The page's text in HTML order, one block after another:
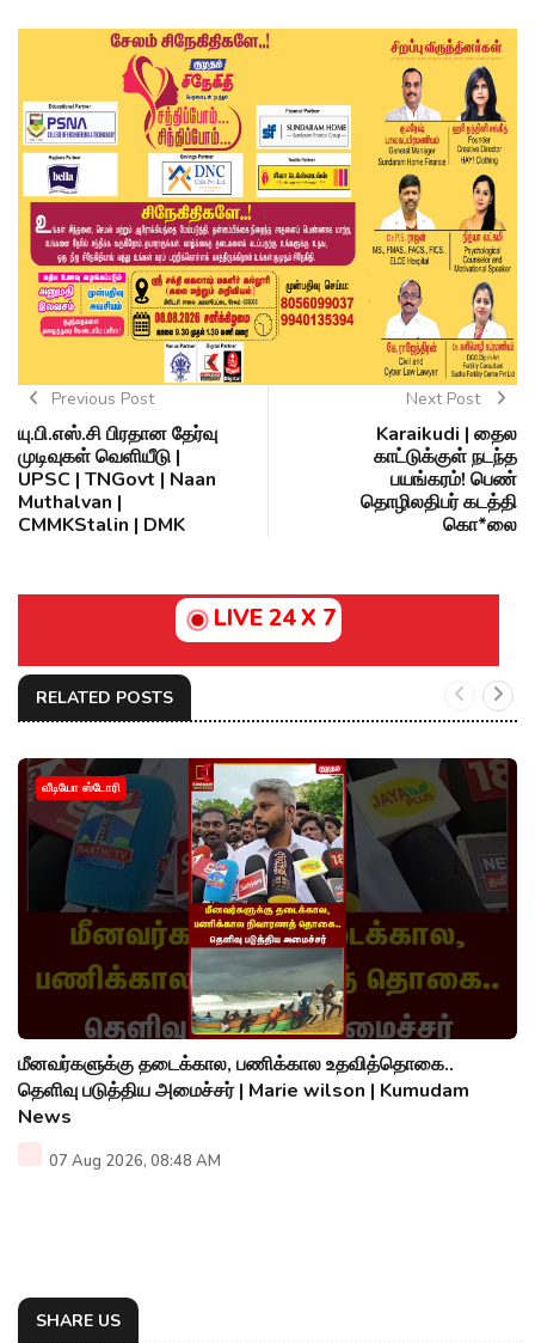
Previous Post
யு.பி.எஸ்.சி பிரதான தேர்வு
முடிவுகள் வெளியீடு |
UPSC | TNGovt | Naan
Muthalvan |
CMMKStalin | DMK
Next Post
Karaikudi | தைல
காட்டுக்குள் நடந்த
பயங்கரம்! பெண்
தொழிலதிபர் கடத்தி
கொ*லை
LIVE 24 X 7
RELATED POSTS
வீடியோ ஸ்டோரி
மீனவர்களுக்கு தடைக்கால, பணிக்கால உதவித்தொகை..
தெளிவு படுத்திய அமைச்சர் | Marie wilson | Kumudam
News
07 Aug 2026, 08:48 AM
SHARE US